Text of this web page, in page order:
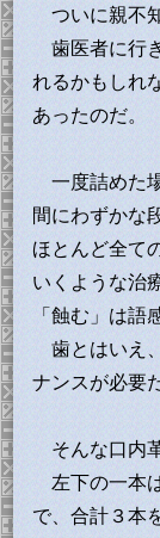
ついに親不
歯医者に行
れるかもしれ
あったのだ。
一度詰めた
間にわずかな
ほとんど全て
いくような治
「蝕む」は語
歯とはいえ
ナンスが必要
そんな口内
左下の一本
で、合計３本